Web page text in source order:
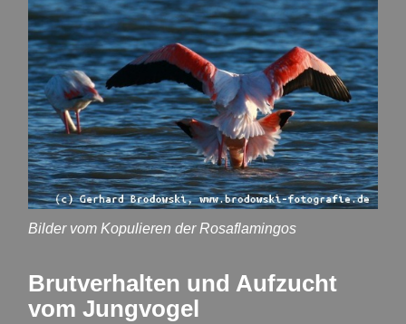
Bilder vom Kopulieren der Rosaflamingos
Brutverhalten und Aufzucht
vom Jungvogel